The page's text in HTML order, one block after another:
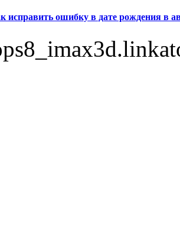
исправить ошибку в дате рождения в